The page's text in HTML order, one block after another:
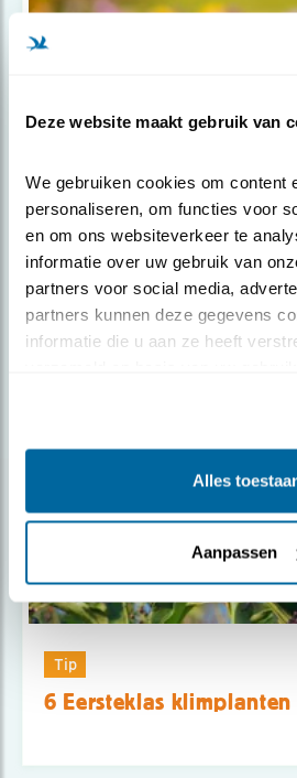
Deze website maakt gebruik van
We gebruiken cookies om content
personaliseren, om functies voor
en om ons websiteverkeer te
informatie over uw gebruik van
partners voor social media,
partners kunnen deze gegevens
informatie die u aan ze heeft
Alles
Aanpassen
Tip
Minder maaien: méér
Tip
6 Eersteklas